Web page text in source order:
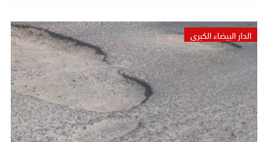
الدار البيضاء الكبرى